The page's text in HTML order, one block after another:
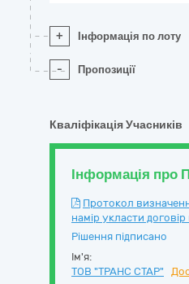
+ Інформація по лоту
- Пропозиції
Кваліфікація Учасників
Інформація про
Протокол
намір укласти
Рішення підписано
Ім'я:
ТОВ "ТРАНС СТАР"